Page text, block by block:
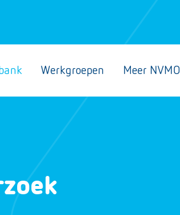
Werkgroepen Meer NVMO